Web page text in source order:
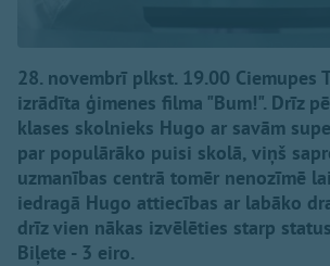
28. novembrī plkst. 19.00 Ciemupes
izrādīta ģimenes filma "Bum!". Drīz
klases skolnieks Hugo ar savām
par populārāko puisi skolā, viņš
uzmanības centrā tomēr nenozīmē
iedragā Hugo attiecības ar labāko
drīz vien nākas izvēlēties starp
Biļete - 3 eiro.